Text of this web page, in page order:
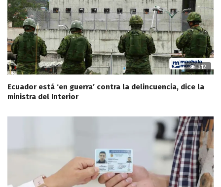
312
Ecuador está ‘en guerra’ contra la delincuencia, dice la
ministra del Interior